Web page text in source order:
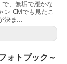
で、無垢で履かな
ン CMでも見たこ
決ま...
ォトブック～